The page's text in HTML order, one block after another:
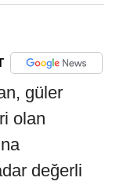
güler
olan
değerli